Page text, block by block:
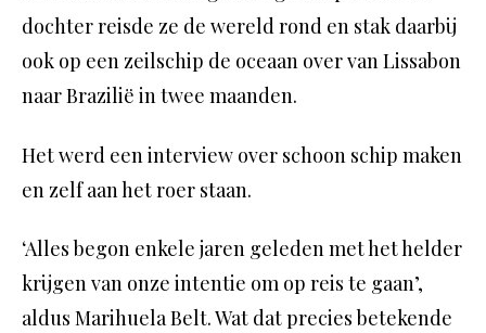
dochter reisde ze de wereld rond en stak daarbij
ook op een zeilschip de oceaan over van Lissabon
naar Brazilië in twee maanden.
Het werd een interview over schoon schip maken
en zelf aan het roer staan.
‘Alles begon enkele jaren geleden met het helder
krijgen van onze intentie om op reis te gaan’,
aldus Marihuela Belt. Wat dat precies betekende